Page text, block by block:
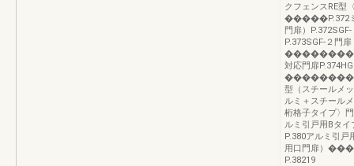
クフェンスRE型
�����P.372ミ
門扉）
P.373SGF-２門
対応門扉
型（スチールメ
ルミ＋スチール
桁格子タイプ
ルミ引戸用Bタ
P.380アルミ引戸
用口門扉）
P.38219